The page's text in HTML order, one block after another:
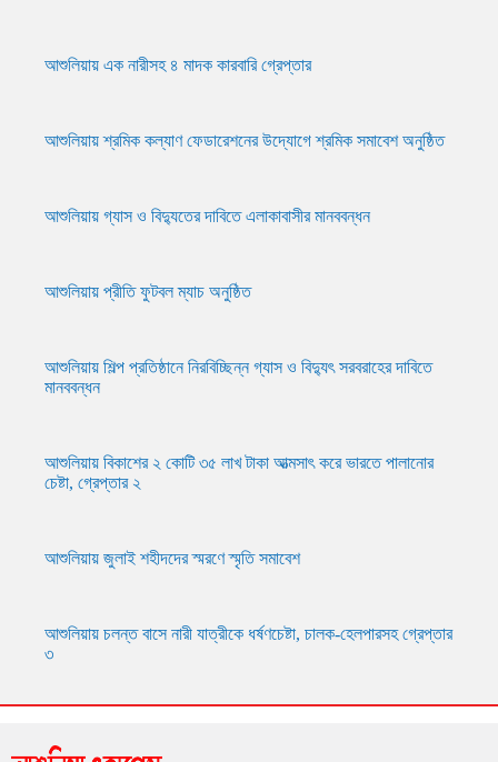
আশুলিয়ায় এক নারীসহ ৪ মাদক কারবারি গ্রেপ্তার
আশুলিয়ায় শ্রমিক কল্যাণ ফেডারেশনের উদ্যোগে শ্রমিক সমাবেশ অনুষ্ঠিত
আশুলিয়ায় গ্যাস ও বিদ্যুতের দাবিতে এলাকাবাসীর মানববন্ধন
আশুলিয়ায় প্রীতি ফুটবল ম্যাচ অনুষ্ঠিত
আশুলিয়ায় শিল্প প্রতিষ্ঠানে নিরবিচ্ছিন্ন গ্যাস ও বিদ্যুৎ সরবরাহের দাবিতে
মানববন্ধন
আশুলিয়ায় বিকাশের ২ কোটি ৩৫ লাখ টাকা আত্মসাৎ করে ভারতে পালানোর
চেষ্টা, গ্রেপ্তার ২
আশুলিয়ায় জুলাই শহীদদের স্মরণে স্মৃতি সমাবেশ
আশুলিয়ায় চলন্ত বাসে নারী যাত্রীকে ধর্ষণচেষ্টা, চালক-হেলপারসহ গ্রেপ্তার
৩